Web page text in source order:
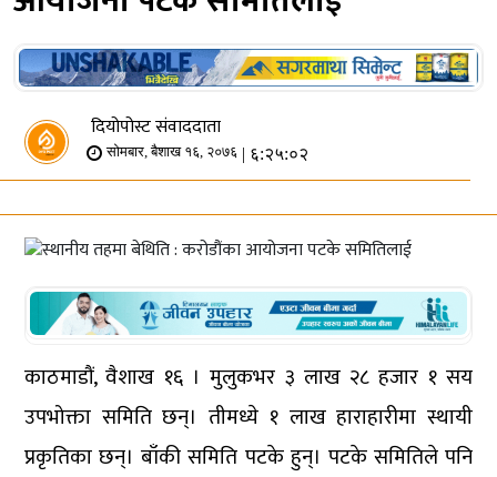
दियोपोस्ट संवाददाता
सोमबार, बैशाख १६, २०७६ | ६:२५:०२
काठमाडौं, वैशाख १६ । मुलुकभर ३ लाख २८ हजार १ सय
उपभोक्ता समिति छन्। तीमध्ये १ लाख हाराहारीमा स्थायी
प्रकृतिका छन्। बाँकी समिति पटके हुन्। पटके समितिले पनि